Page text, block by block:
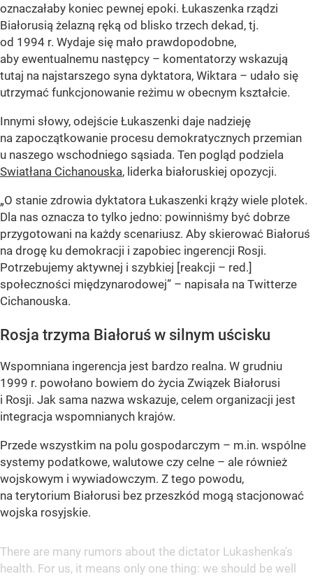
oznaczałaby koniec pewnej epoki. Łukaszenka rządzi
Białorusią żelazną ręką od blisko trzech dekad, tj.
od 1994 r. Wydaje się mało prawdopodobne,
aby ewentualnemu następcy – komentatorzy wskazują
tutaj na najstarszego syna dyktatora, Wiktara – udało się
utrzymać funkcjonowanie reżimu w obecnym kształcie.
Innymi słowy, odejście Łukaszenki daje nadzieję
na zapoczątkowanie procesu demokratycznych przemian
u naszego wschodniego sąsiada. Ten pogląd podziela
Swiatłana Cichanouska, liderka białoruskiej opozycji.
„O stanie zdrowia dyktatora Łukaszenki krąży wiele plotek.
Dla nas oznacza to tylko jedno: powinniśmy być dobrze
przygotowani na każdy scenariusz. Aby skierować Białoruś
na drogę ku demokracji i zapobiec ingerencji Rosji.
Potrzebujemy aktywnej i szybkiej [reakcji – red.]
społeczności międzynarodowej” – napisała na Twitterze
Cichanouska.
Rosja trzyma Białoruś w silnym uścisku
Wspomniana ingerencja jest bardzo realna. W grudniu
1999 r. powołano bowiem do życia Związek Białorusi
i Rosji. Jak sama nazwa wskazuje, celem organizacji jest
integracja wspomnianych krajów.
Przede wszystkim na polu gospodarczym – m.in. wspólne
systemy podatkowe, walutowe czy celne – ale również
wojskowym i wywiadowczym. Z tego powodu,
na terytorium Białorusi bez przeszkód mogą stacjonować
wojska rosyjskie.
There are many rumors about the dictator Lukashenka's
health. For us, it means only one thing: we should be well